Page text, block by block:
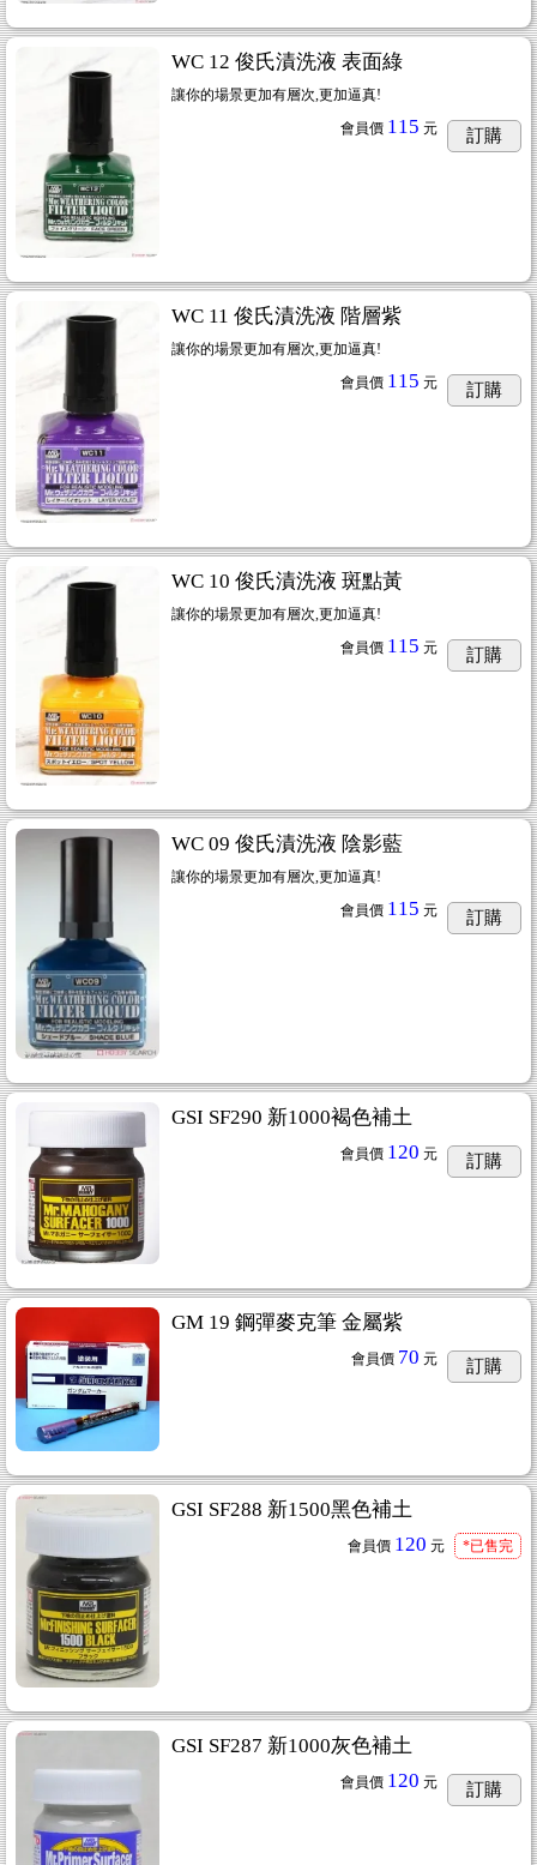
WC 12 俊氏漬洗液 表面綠
讓你的場景更加有層次,更加逼真!
會員價 115 元 訂購
WC 11 俊氏漬洗液 階層紫
讓你的場景更加有層次,更加逼真!
會員價 115 元 訂購
WC 10 俊氏漬洗液 斑點黃
讓你的場景更加有層次,更加逼真!
會員價 115 元 訂購
WC 09 俊氏漬洗液 陰影藍
讓你的場景更加有層次,更加逼真!
會員價 115 元 訂購
GSI SF290 新1000褐色補土
會員價 120 元 訂購
GM 19 鋼彈麥克筆 金屬紫
會員價 70 元 訂購
GSI SF288 新1500黑色補土
會員價 120 元 *已售完
GSI SF287 新1000灰色補土
會員價 120 元 訂購